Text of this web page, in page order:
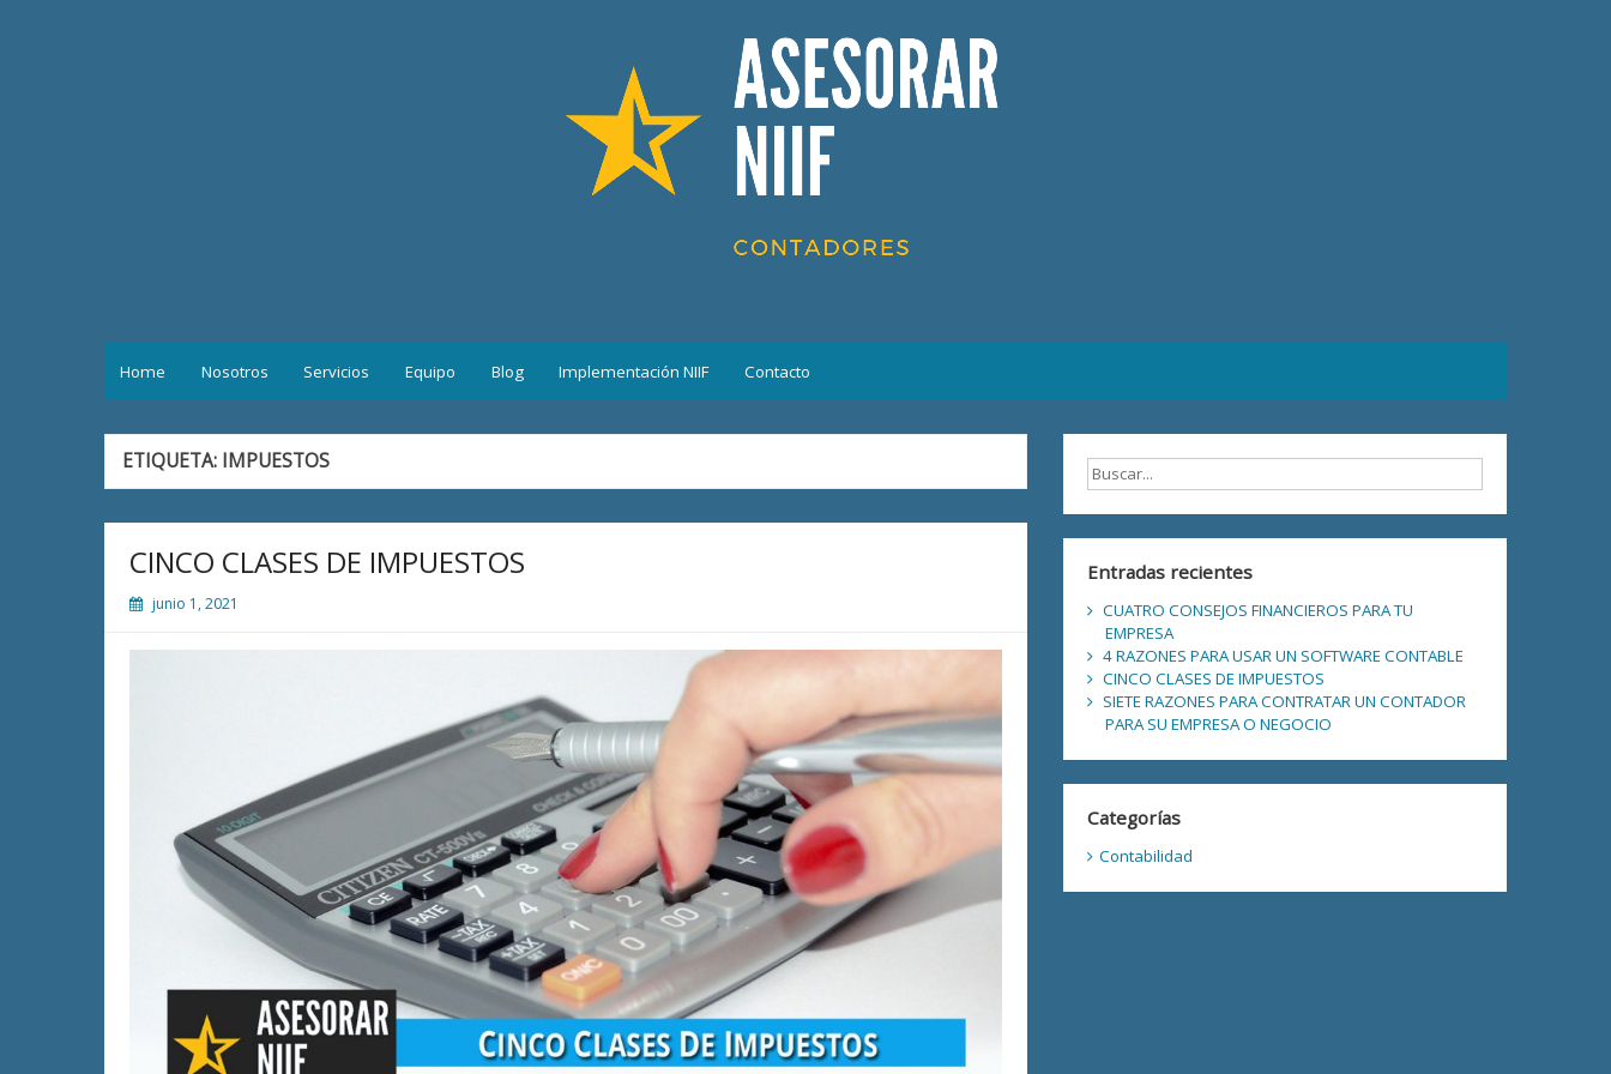
Home Nosotros Servicios Equipo Blog Implementación NIIF Contacto
ETIQUETA: IMPUESTOS
CINCO CLASES DE IMPUESTOS
junio 1, 2021
Entradas recientes
CUATRO CONSEJOS FINANCIEROS PARA TU
EMPRESA
4 RAZONES PARA USAR UN SOFTWARE CONTABLE
CINCO CLASES DE IMPUESTOS
SIETE RAZONES PARA CONTRATAR UN CONTADOR
PARA SU EMPRESA O NEGOCIO
Categorías
Contabilidad